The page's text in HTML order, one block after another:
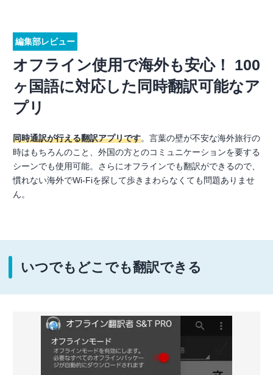
編集部レビュー
オフライン使用で海外も安心！ 100
ヶ国語に対応した同時翻訳可能なア
プリ
同時通訳が行える翻訳アプリです。言葉の壁が不安な海外旅行の
時はもちろんのこと、外国の方とのコミュニケーションを要する
シーンでも使用可能。さらにオフラインでも翻訳ができるので、
慣れない海外でWi-Fiを探して歩きまわらなくても問題ありませ
ん。
いつでもどこでも翻訳できる